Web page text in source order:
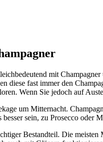
mit
diese fast immer den
Wenn Sie jedoch auf
um Mitternacht.
sein, zu Prosecco oder
Bestandteil. Die meisten